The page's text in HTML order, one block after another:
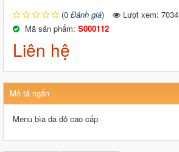
(0 Đánh giá)
Lượt xem: 7034
Mã sản phẩm: S000112
Liên hệ
Mô tả ngắn
Menu bìa da đỏ cao cấp